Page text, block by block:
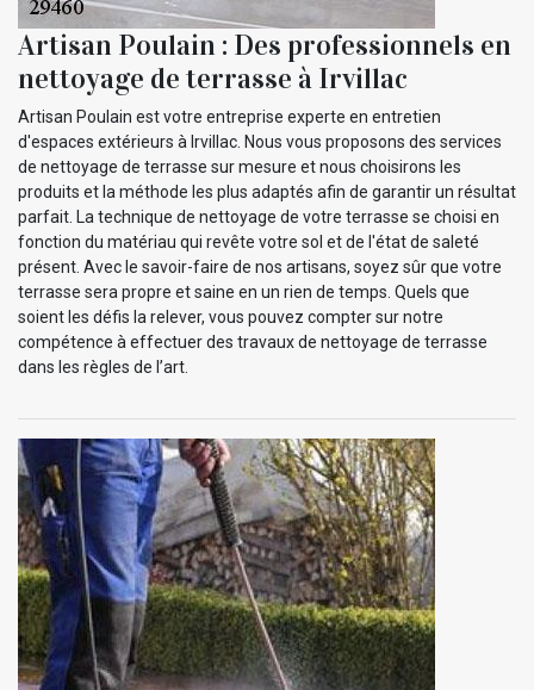
Artisan Poulain : Des professionnels en
nettoyage de terrasse à Irvillac
Artisan Poulain est votre entreprise experte en entretien
d'espaces extérieurs à Irvillac. Nous vous proposons des services
de nettoyage de terrasse sur mesure et nous choisirons les
produits et la méthode les plus adaptés afin de garantir un résultat
parfait. La technique de nettoyage de votre terrasse se choisi en
fonction du matériau qui revête votre sol et de l'état de saleté
présent. Avec le savoir-faire de nos artisans, soyez sûr que votre
terrasse sera propre et saine en un rien de temps. Quels que
soient les défis la relever, vous pouvez compter sur notre
compétence à effectuer des travaux de nettoyage de terrasse
dans les règles de l’art.